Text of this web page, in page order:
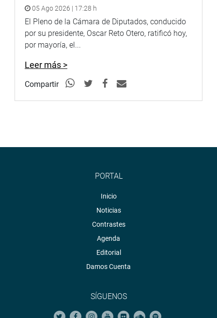
05 Ago 2026 | 17:28 h
El Pleno de la Cámara de Diputados, conducido
por su presidente, Oscar Reto Otero, ratificó hoy,
por mayoría, el...
Leer más >
Compartir
PORTAL
Inicio
Noticias
Contrastes
Agenda
Editorial
Damos Cuenta
SÍGUENOS